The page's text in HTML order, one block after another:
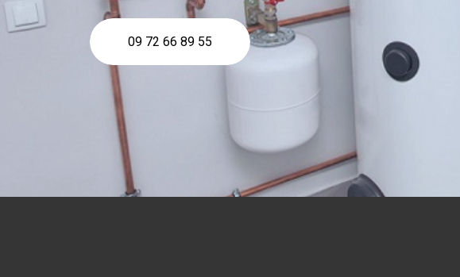
09 72 66 89 55